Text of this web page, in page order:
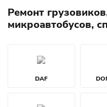
Ремонт
микроавтобусов,
DAF